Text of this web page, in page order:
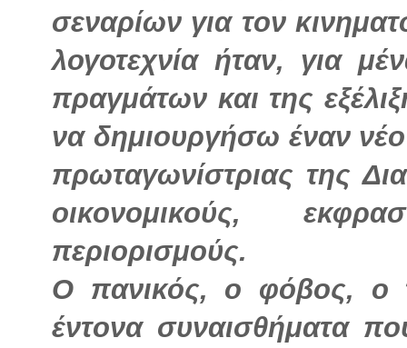
σεναρίων για τον
λογοτεχνία ήταν, για
πραγμάτων και της
να δημιουργήσω έναν
πρωταγωνίστριας της
οικονομικούς,
περιορισμούς.
Ο πανικός, ο φόβος, ο
έντονα συναισθήματα